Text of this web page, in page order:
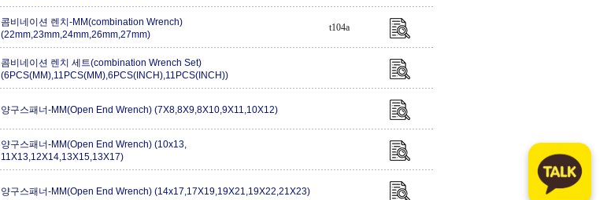
콤비네이션 렌치-MM(combination Wrench)
(22mm,23mm,24mm,26mm,27mm)
t104a
콤비네이션 렌치 세트(combination Wrench Set)
(6PCS(MM),11PCS(MM),6PCS(INCH),11PCS(INCH))
양구스패너-MM(Open End Wrench) (7X8,8X9,8X10,9X11,10X12)
양구스패너-MM(Open End Wrench) (10x13,
11X13,12X14,13X15,13X17)
양구스패너-MM(Open End Wrench) (14x17,17X19,19X21,19X22,21X23)